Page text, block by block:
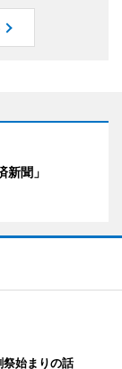
聞」
祭始まりの話